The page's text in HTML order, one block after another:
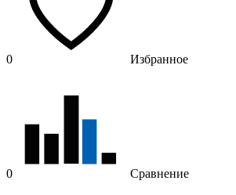
0 Избранное
0 Сравнение